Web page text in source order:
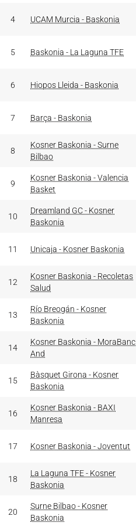
4 UCAM Murcia - Baskonia
5 Baskonia - La Laguna TFE
6 Hiopos Lleida - Baskonia
7 Barça - Baskonia
8
Kosner Baskonia - Surne
Bilbao
9
Kosner Baskonia - Valencia
Basket
10
Dreamland GC - Kosner
Baskonia
11 Unicaja - Kosner Baskonia
12
Kosner Baskonia - Recoletas
Salud
13
Río Breogán - Kosner
Baskonia
14
Kosner Baskonia - MoraBanc
And
15
Bàsquet Girona - Kosner
Baskonia
16
Kosner Baskonia - BAXI
Manresa
17 Kosner Baskonia - Joventut
18
La Laguna TFE - Kosner
Baskonia
20
Surne Bilbao - Kosner
Baskonia